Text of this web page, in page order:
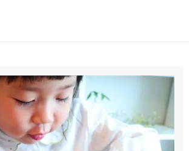
熊本県
沖縄県
すべての商品を見る